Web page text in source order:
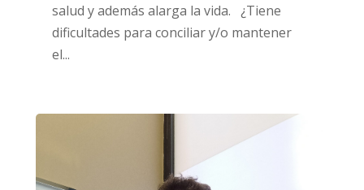
salud y además alarga la vida. ¿Tiene
dificultades para conciliar y/o mantener
el...